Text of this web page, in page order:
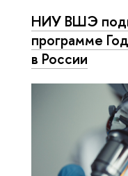
НИУ ВШЭ
программе
в России